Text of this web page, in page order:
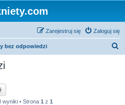
Zaloguj się
Zarejestruj się
bez odpowiedzi
wyniki • Strona 1 z 1